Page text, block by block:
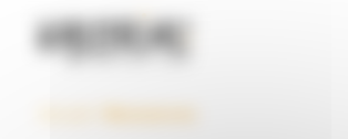
Panneau de gestion des cookies